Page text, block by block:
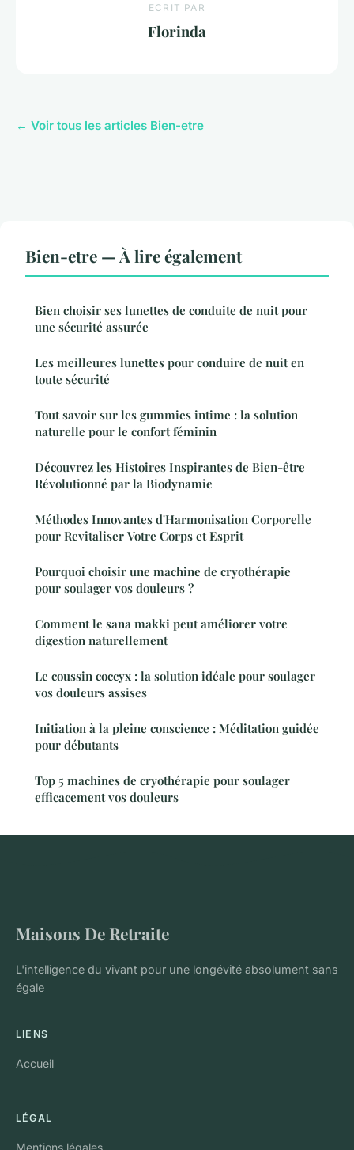
ECRIT PAR
Florinda
← Voir tous les articles Bien-etre
Bien-etre — À lire également
Bien choisir ses lunettes de conduite de nuit pour
une sécurité assurée
Les meilleures lunettes pour conduire de nuit en
toute sécurité
Tout savoir sur les gummies intime : la solution
naturelle pour le confort féminin
Découvrez les Histoires Inspirantes de Bien-être
Révolutionné par la Biodynamie
Méthodes Innovantes d'Harmonisation Corporelle
pour Revitaliser Votre Corps et Esprit
Pourquoi choisir une machine de cryothérapie
pour soulager vos douleurs ?
Comment le sana makki peut améliorer votre
digestion naturellement
Le coussin coccyx : la solution idéale pour soulager
vos douleurs assises
Initiation à la pleine conscience : Méditation guidée
pour débutants
Top 5 machines de cryothérapie pour soulager
efficacement vos douleurs
Maisons De Retraite
L'intelligence du vivant pour une longévité absolument sans
égale
LIENS
Accueil
LÉGAL
Mentions légales